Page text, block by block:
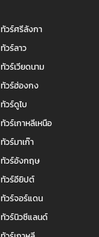
ทัวร์ศรีลังกา
ทัวร์ลาว
ทัวร์เวียดนาม
ทัวร์ฮ่องกง
ทัวร์ดูไบ
ทัวร์เกาหลีเหนือ
ทัวร์มาเก๊า
ทัวร์อังกฤษ
ทัวร์อียิปต์
ทัวร์จอร์แดน
ทัวร์นิวซีแลนด์